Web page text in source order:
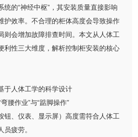
统的“神经中枢”，其安装质量直接影响
护效率。不合理的柜体高度会导致操作
则会增加故障排查时间。本文从人体工
利性三大维度，解析控制柜安装的核心
于人体工学的科学设计
腰作业”与“踮脚操作”
钮、仪表、显示屏）高度需符合人体工
疲劳。